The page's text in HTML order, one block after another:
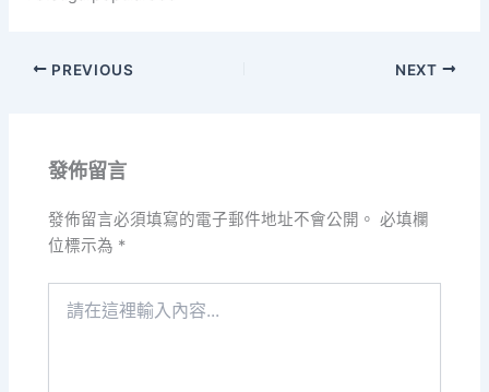
PREVIOUS NEXT
發佈留言
發佈留言必須填寫的電子郵件地址不會公開。 必填欄
位標示為 *